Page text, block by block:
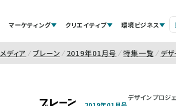
マーケティング クリエイティブ 環境ビジネス
メディア ブレーン 2019年01月号 特集一覧 デ
デザインプロジ